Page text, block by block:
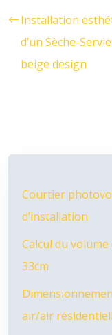
Installation
d’un Sèche-
beige design
Courtier
d’installation
Calcul du
33cm
air/air